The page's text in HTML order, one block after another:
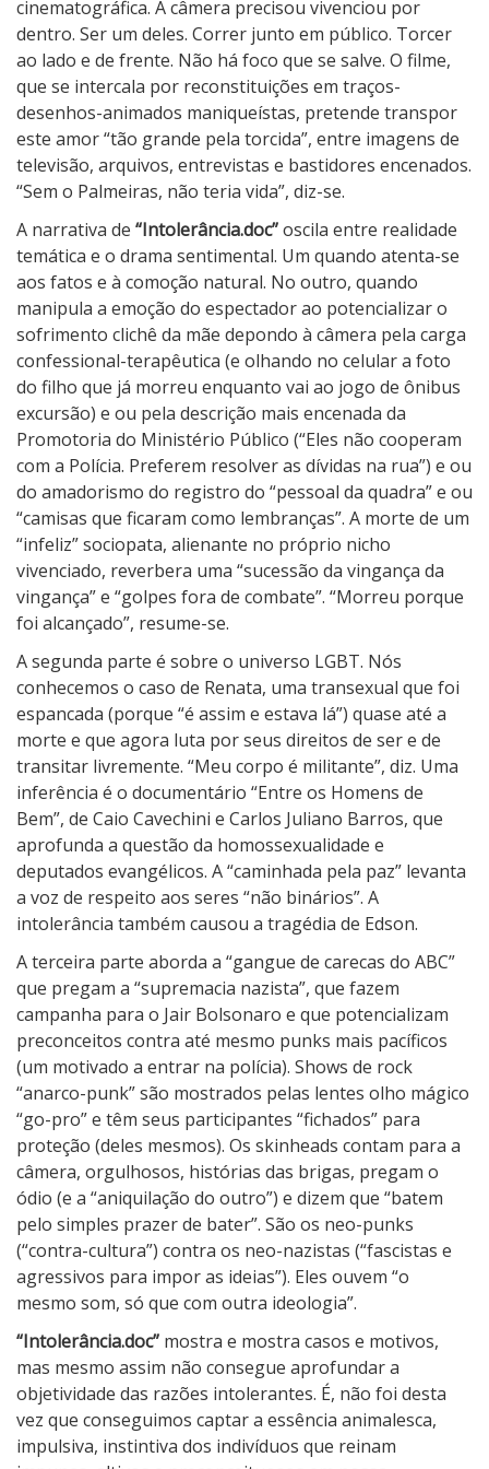
cinematográfica. A câmera precisou vivenciou por
dentro. Ser um deles. Correr junto em público. Torcer
ao lado e de frente. Não há foco que se salve. O filme,
que se intercala por reconstituições em traços-
desenhos-animados maniqueístas, pretende transpor
este amor “tão grande pela torcida”, entre imagens de
televisão, arquivos, entrevistas e bastidores encenados.
“Sem o Palmeiras, não teria vida”, diz-se.
A narrativa de “Intolerância.doc”oscila entre realidade
temática e o drama sentimental. Um quando atenta-se
aos fatos e à comoção natural. No outro, quando
manipula a emoção do espectador ao potencializar o
sofrimento clichê da mãe depondo à câmera pela carga
confessional-terapêutica (e olhando no celular a foto
do filho que já morreu enquanto vai ao jogo de ônibus
excursão) e ou pela descrição mais encenada da
Promotoria do Ministério Público (“Eles não cooperam
com a Polícia. Preferem resolver as dívidas na rua”) e ou
do amadorismo do registro do “pessoal da quadra” e ou
“camisas que ficaram como lembranças”. A morte de um
“infeliz” sociopata, alienante no próprio nicho
vivenciado, reverbera uma “sucessão da vingança da
vingança” e “golpes fora de combate”. “Morreu porque
foi alcançado”, resume-se.
A segunda parte é sobre o universo LGBT. Nós
conhecemos o caso de Renata, uma transexual que foi
espancada (porque “é assim e estava lá”) quase até a
morte e que agora luta por seus direitos de ser e de
transitar livremente. “Meu corpo é militante”, diz. Uma
inferência é o documentário “Entre os Homens de
Bem”, de Caio Cavechini e Carlos Juliano Barros, que
aprofunda a questão da homossexualidade e
deputados evangélicos. A “caminhada pela paz” levanta
a voz de respeito aos seres “não binários”. A
intolerância também causou a tragédia de Edson.
A terceira parte aborda a “gangue de carecas do ABC”
que pregam a “supremacia nazista”, que fazem
campanha para o Jair Bolsonaro e que potencializam
preconceitos contra até mesmo punks mais pacíficos
(um motivado a entrar na polícia). Shows de rock
“anarco-punk” são mostrados pelas lentes olho mágico
“go-pro” e têm seus participantes “fichados” para
proteção (deles mesmos). Os skinheads contam para a
câmera, orgulhosos, histórias das brigas, pregam o
ódio (e a “aniquilação do outro”) e dizem que “batem
pelo simples prazer de bater”. São os neo-punks
(“contra-cultura”) contra os neo-nazistas (“fascistas e
agressivos para impor as ideias”). Eles ouvem “o
mesmo som, só que com outra ideologia”.
“Intolerância.doc” mostra e mostra casos e motivos,
mas mesmo assim não consegue aprofundar a
objetividade das razões intolerantes. É, não foi desta
vez que conseguimos captar a essência animalesca,
impulsiva, instintiva dos indivíduos que reinam